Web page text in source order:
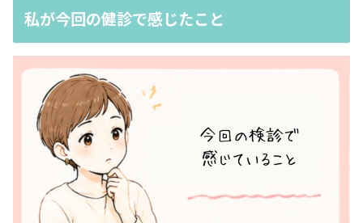
私が今回の健診で感じたこと